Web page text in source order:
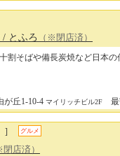
/ とふろ
（※閉店済）
割そばや備長炭焼など日本
が丘1-10-4 マイリッチビル2F 最
] グルメ
閉店済）